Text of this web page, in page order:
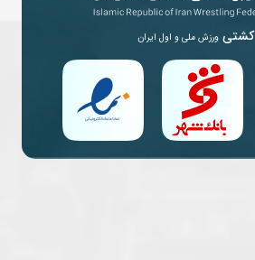
کشتی ورزش ملی و اول ایران